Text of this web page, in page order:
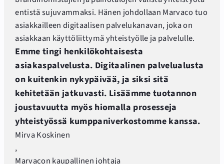
entistä sujuvammaksi. Hänen johdollaan Marvaco tuo
asiakkailleen digitaalisen palvelukanavan, joka on
asiakkaan käyttöliittymä yhteistyölle ja palvelulle.
Emme tingi henkilökohtaisesta
asiakaspalvelusta. Digitaalinen palvelualusta
on kuitenkin nykypäivää, ja siksi sitä
kehitetään jatkuvasti. Lisäämme tuotannon
joustavuutta myös hiomalla prosesseja
yhteistyössä kumppaniverkostomme kanssa.
Mirva Koskinen
,
Marvacon kaupallinen johtaja